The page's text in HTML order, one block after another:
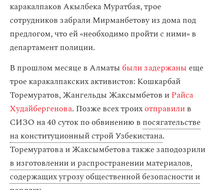
каракалпаков Акылбека Муратбая, трое
сотрудников забрали Мирманбетову из дома под
предлогом, что ей «необходимо пройти с ними» в
департамент полиции.
В прошлом месяце в Алматыбыли задержаныеще
трое каракалпакских активистов: Кошкарбай
Торемуратов, Жангельды Жаксымбетов иРайса
Худайбергенова. Позже всех троихотправилив
СИЗО на 40 суток по обвинению в посягательстве
на конституционный строй Узбекистана.
Торемуратова и Жаксымбетова также заподозрили
в изготовлении и распространении материалов,
содержащих угрозу общественной безопасности и